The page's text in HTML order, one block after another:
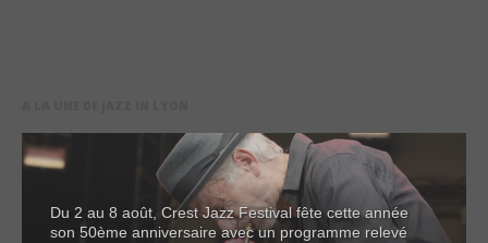
Du 2 au 8 août, Crest Jazz Festival fête cette année
son 50ème anniversaire avec un programme relevé